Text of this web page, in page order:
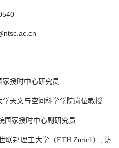
授时中心研究员
天文与空间科学学院岗位教授
国家授时中心副研究员
联邦理工大学（ETH Zurich）, 访